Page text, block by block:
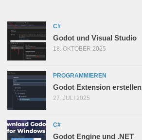
C#
Godot und Visual Studio
18. OKTOBER 2025
PROGRAMMIEREN
Godot Extension erstellen
27. JULI 2025
C#
Godot Engine und .NET